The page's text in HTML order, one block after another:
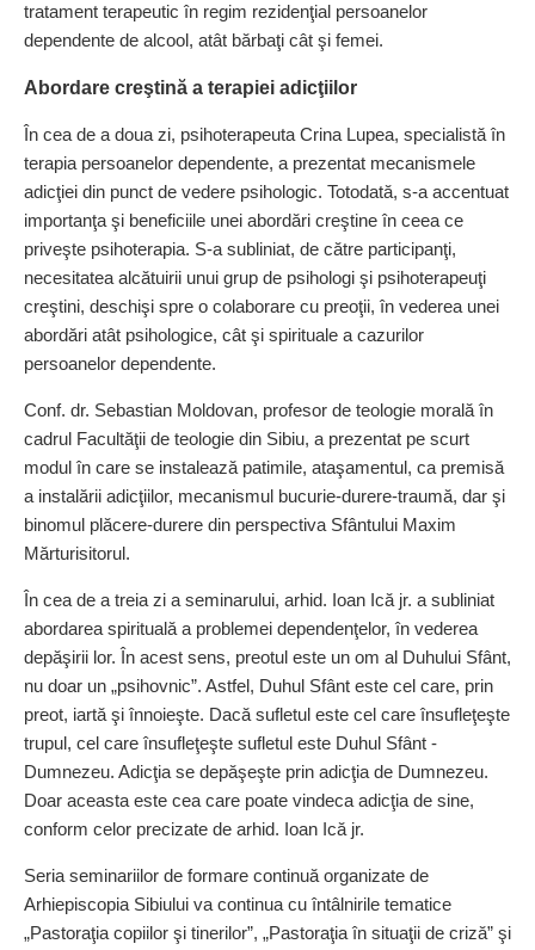
tratament terapeutic în regim rezidenţial persoanelor
dependente de alcool, atât bărbaţi cât şi femei.
Abordare creştină a terapiei adicţiilor
În cea de a doua zi, psihoterapeuta Crina Lupea, specialistă în
terapia persoanelor dependente, a prezentat mecanismele
adicţiei din punct de vedere psihologic. Totodată, s-a accentuat
importanţa şi beneficiile unei abordări creştine în ceea ce
priveşte psihoterapia. S-a subliniat, de către participanţi,
necesitatea alcătuirii unui grup de psihologi şi psihoterapeuţi
creştini, deschişi spre o colaborare cu preoţii, în vederea unei
abordări atât psihologice, cât şi spirituale a cazurilor
persoanelor dependente.
Conf. dr. Sebastian Moldovan, profesor de teologie morală în
cadrul Facultăţii de teologie din Sibiu, a prezentat pe scurt
modul în care se instalează patimile, ataşamentul, ca premisă
a instalării adicţiilor, mecanismul bucurie-durere-traumă, dar şi
binomul plăcere-durere din perspectiva Sfântului Maxim
Mărturisitorul.
În cea de a treia zi a seminarului, arhid. Ioan Ică jr. a subliniat
abordarea spirituală a problemei dependenţelor, în vederea
depăşirii lor. În acest sens, preotul este un om al Duhului Sfânt,
nu doar un „psihovnic”. Astfel, Duhul Sfânt este cel care, prin
preot, iartă şi înnoieşte. Dacă sufletul este cel care însufleţeşte
trupul, cel care însufleţeşte sufletul este Duhul Sfânt -
Dumnezeu. Adicţia se depăşeşte prin adicţia de Dumnezeu.
Doar aceasta este cea care poate vindeca adicţia de sine,
conform celor precizate de arhid. Ioan Ică jr.
Seria seminariilor de formare continuă organizate de
Arhiepiscopia Sibiului va continua cu întâlnirile tematice
„Pastoraţia copiilor şi tinerilor”, „Pastoraţia în situaţii de criză” şi